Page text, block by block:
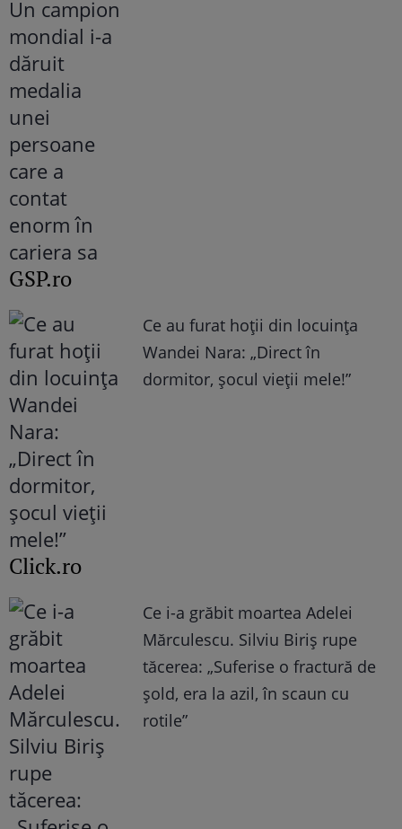
GSP.ro
Ce au furat hoții din locuința
Wandei Nara: „Direct în
dormitor, șocul vieții mele!”
Click.ro
Ce i-a grăbit moartea Adelei
Mărculescu. Silviu Biriș rupe
tăcerea: „Suferise o fractură de
șold, era la azil, în scaun cu
rotile”